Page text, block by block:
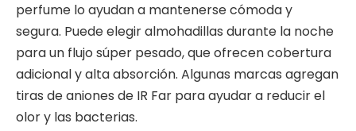
perfume lo ayudan a mantenerse cómoda y
segura. Puede elegir almohadillas durante la noche
para un flujo súper pesado, que ofrecen cobertura
adicional y alta absorción. Algunas marcas agregan
tiras de aniones de IR Far para ayudar a reducir el
olor y las bacterias.